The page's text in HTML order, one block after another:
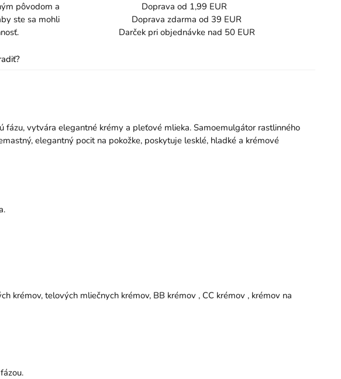
pôvodom a
ste sa mohli
Doprava od 1,99 EUR
Doprava zdarma od 39 EUR
Darček pri objednávke nad 50 EUR
vytvára elegantné krémy a pleťové mlieka. Samoemulgátor rastlinného
elegantný pocit na pokožke, poskytuje lesklé, hladké a krémové
krémov, telových mliečnych krémov, BB krémov , CC krémov , krémov na